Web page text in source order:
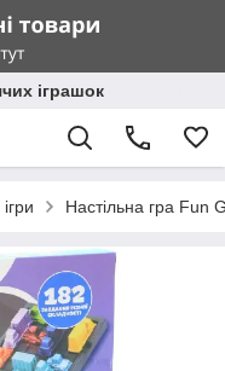
іграшок
Настільна гра Fun